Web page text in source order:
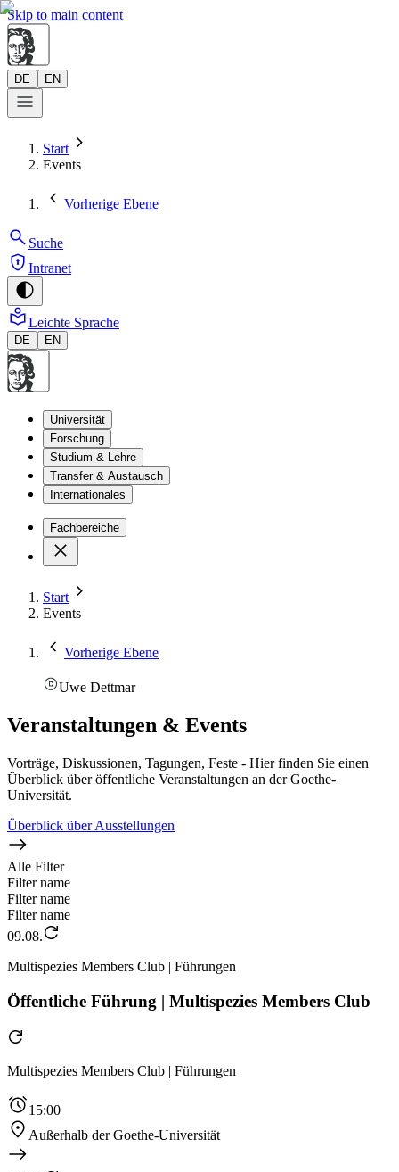
Skip to main content
DE EN
Start
Events
Vorherige Ebene
Suche
Intranet
Leichte Sprache
DE EN
Universität
Forschung
Studium & Lehre
Transfer & Austausch
Internationales
Fachbereiche
Start
Events
Vorherige Ebene
Uwe Dettmar
Veranstaltungen & Events
Vorträge, Diskussionen, Tagungen, Feste - Hier finden Sie einen
Überblick über öffentliche Veranstaltungen an der Goethe-
Universität.
Überblick über Ausstellungen
Alle Filter
Filter name
Filter name
Filter name
09.08.
Multispezies Members Club | Führungen
Öffentliche Führung | Multispezies Members Club
Multispezies Members Club | Führungen
15:00
Außerhalb der Goethe-Universität